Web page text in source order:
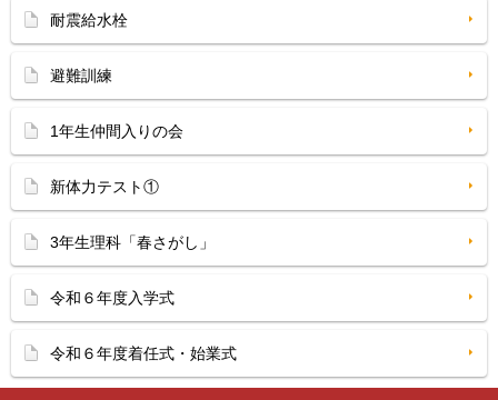
耐震給水栓
避難訓練
1年生仲間入りの会
新体力テスト①
3年生理科「春さがし」
令和６年度入学式
令和６年度着任式・始業式